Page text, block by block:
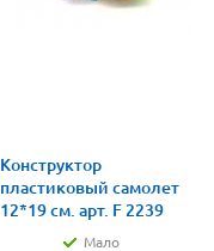
Конструктор
пластиковый самолет
12*19 см. арт. F 2239
Мало